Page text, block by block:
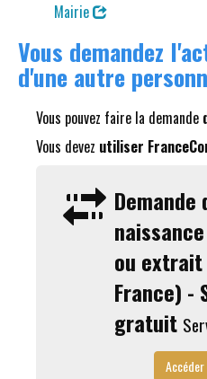
Mairie
Vous demandez
d'une autre
Vous pouvez faire la demande
Vous devez utiliser
Demande
ou extrait
France) -
gratuit